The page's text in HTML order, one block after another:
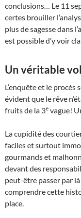
conclusions… Le 11
certes brouiller
plus de sagesse dans
est possible d’y voir
Un véritable
L’enquête et le
évident que le rêve
fruits de la 3e vague!
La cupidité des
faciles et surtout
gourmands et
devant des
peut-être passer par
comprendre cette
place.